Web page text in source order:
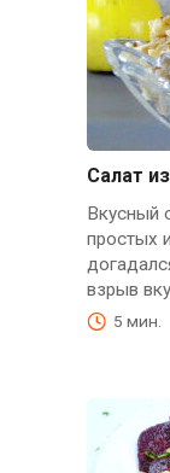
Салат
Вкусный
простых
взрыв
5 мин.